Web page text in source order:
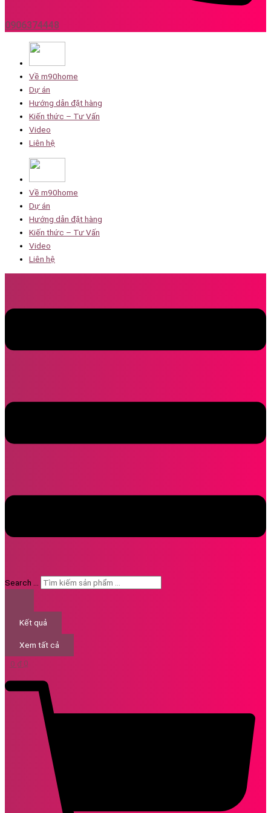
0906374448
Về m90home
Dự án
Hướng dẫn đặt hàng
Kiến thức – Tư Vấn
Video
Liên hệ
Về m90home
Dự án
Hướng dẫn đặt hàng
Kiến thức – Tư Vấn
Video
Liên hệ
Search ...
Kết quả
Xem tất cả
0 ₫ 0